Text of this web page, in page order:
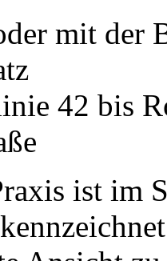
mit der
42 bis
ist im